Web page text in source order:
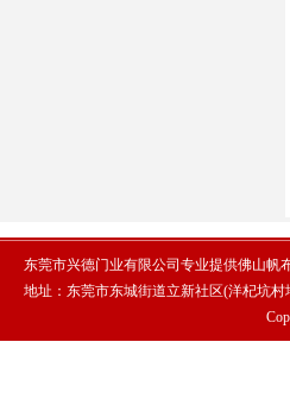
东莞市兴德门业有限公司专业提供佛山帆
地址：东莞市东城街道立新社区(洋杞坑村